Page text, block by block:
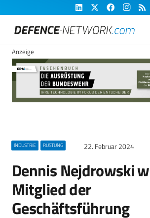
Anzeige
INDUSTRIE RÜSTUNG 22. Februar 2024
Dennis Nejdrowski
Mitglied der
Geschäftsführung